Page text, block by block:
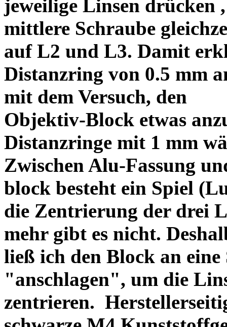
jeweilige Linsen drücken
mittlere Schraube
auf L2 und L3. Damit
Distanzring von 0.5 mm
mit dem Versuch, den
Objektiv-Block etwas
Distanzringe mit 1 mm
Zwischen Alu-Fassung
block besteht ein Spiel
die Zentrierung der drei
mehr gibt es nicht.
ließ ich den Block an eine
"anschlagen", um die
zentrieren.